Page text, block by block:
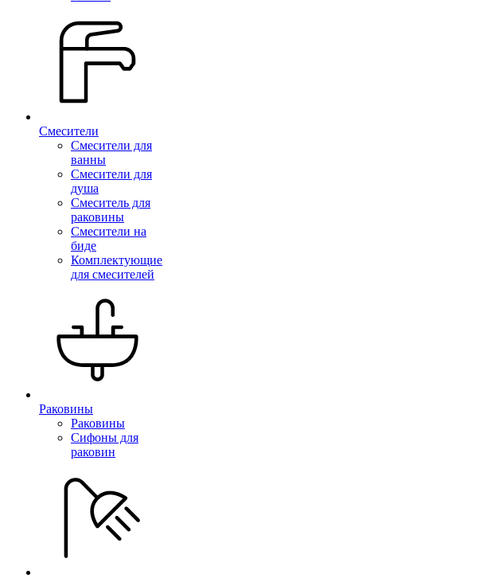
Смесители
Смесители для
ванны
Смесители для
душа
Смеситель для
раковины
Смесители на
биде
Комплектующие
для смесителей
Раковины
Раковины
Сифоны для
раковин